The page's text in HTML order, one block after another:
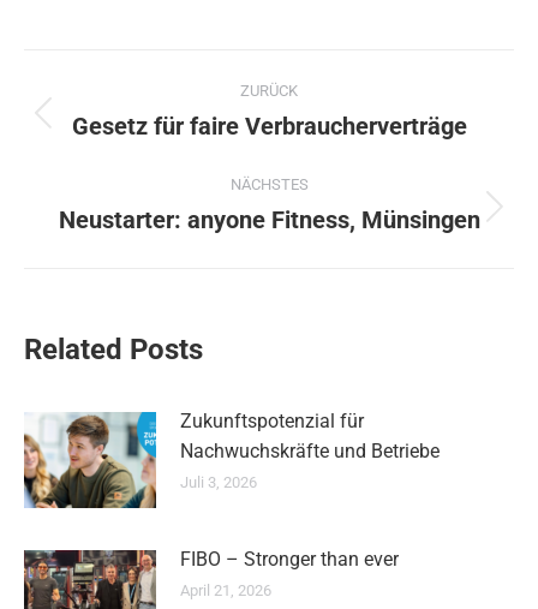
Kommentarnavigation
ZURÜCK
Vorheriger
Gesetz für faire Verbraucherverträge
NÄCHSTES
Nächster
Neustarter: anyone Fitness, Münsingen
Related Posts
Zukunftspotenzial für
Nachwuchskräfte und Betriebe
Juli 3, 2026
FIBO – Stronger than ever
April 21, 2026